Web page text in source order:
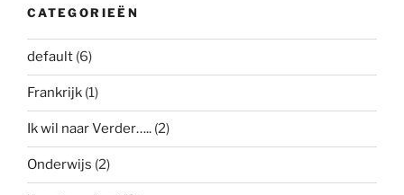
CATEGORIEËN
default (6)
Frankrijk (1)
Ik wil naar Verder….. (2)
Onderwijs (2)